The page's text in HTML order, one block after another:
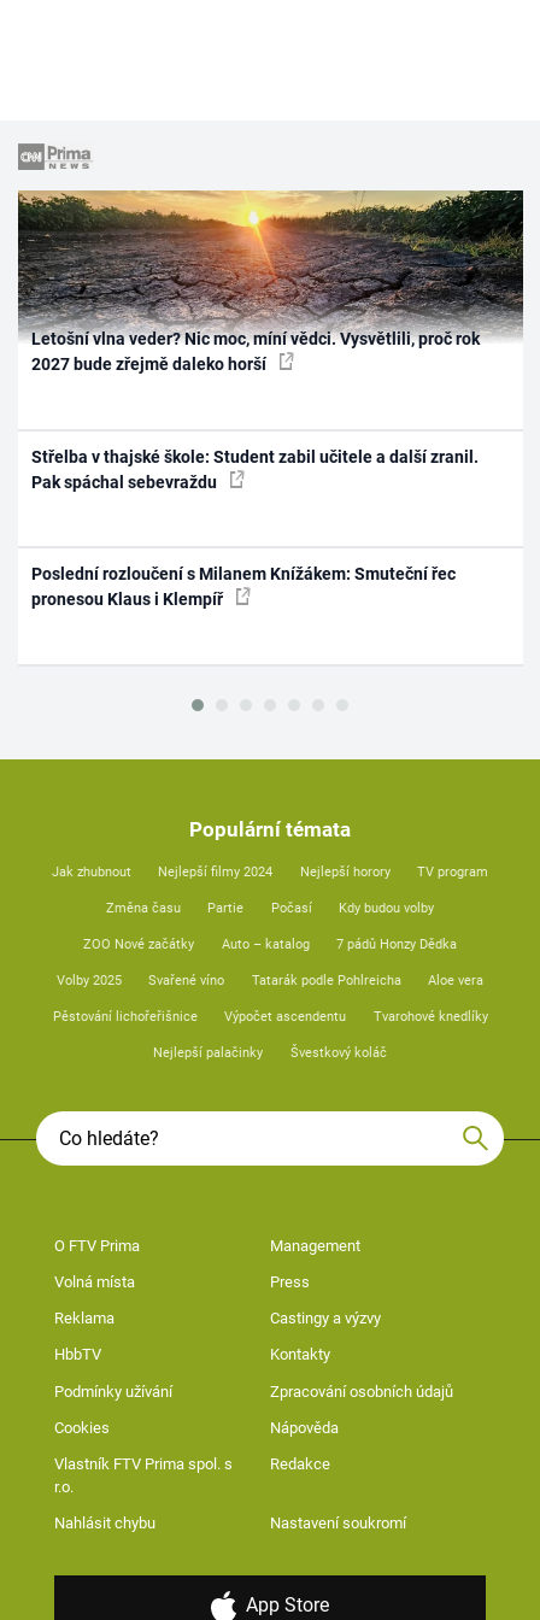
Letošní vlna veder? Nic moc, míní vědci. Vysvětlili, proč rok
2027 bude zřejmě daleko horší
Střelba v thajské škole: Student zabil učitele a další zranil.
Pak spáchal sebevraždu
Poslední rozloučení s Milanem Knížákem: Smuteční řec
pronesou Klaus i Klempíř
Populární témata
Jak zhubnout Nejlepší filmy 2024 Nejlepší horory TV program
Změna času Partie Počasí Kdy budou volby
ZOO Nové začátky Auto – katalog 7 pádů Honzy Dědka
Volby 2025 Svařené víno Tatarák podle Pohlreicha Aloe vera
Pěstování lichořeřišnice Výpočet ascendentu Tvarohové knedlíky
Nejlepší palačinky Švestkový koláč
O FTV Prima Management
Volná místa Press
Reklama Castingy a výzvy
HbbTV Kontakty
Podmínky užívání Zpracování osobních údajů
Cookies Nápověda
Vlastník FTV Prima spol. s
r.o.
Redakce
Nahlásit chybu Nastavení soukromí
App Store